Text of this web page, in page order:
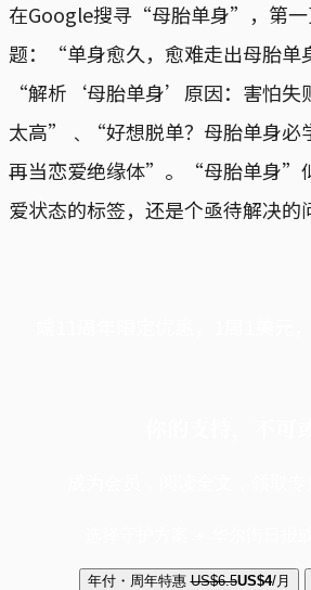
在Google搜寻“母胎单身”，第一
题：“单身愈久，愈难走出母胎单
“解析‘母胎单身’原因：害怕失
太高”﹑“好想脱单？母胎单身必
再当恋爱绝缘体”。“母胎单身”
爱状态的标签，还是个亟待解决的
年付・周年特惠 US$6.5US$4/月